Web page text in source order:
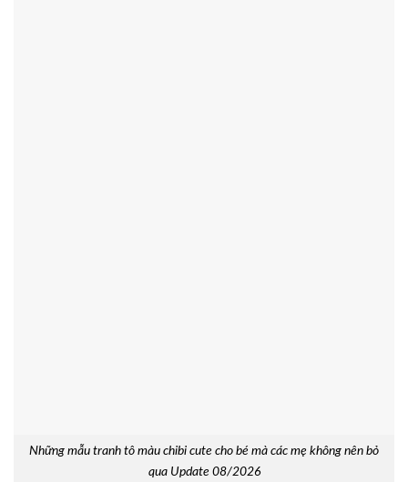
Những mẫu tranh tô màu chibi cute cho bé mà các mẹ không nên bỏ
qua Update 08/2026